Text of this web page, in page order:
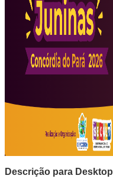
Descrição para Desktop